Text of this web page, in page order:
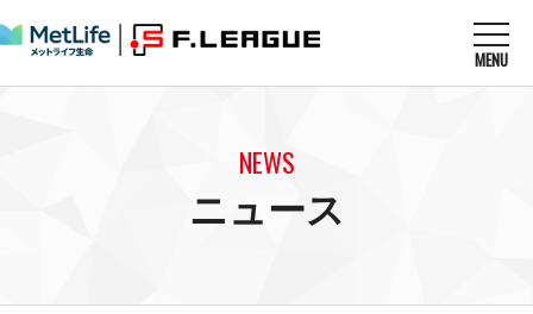
MENU
U-23選抜
NEWS
ニュース